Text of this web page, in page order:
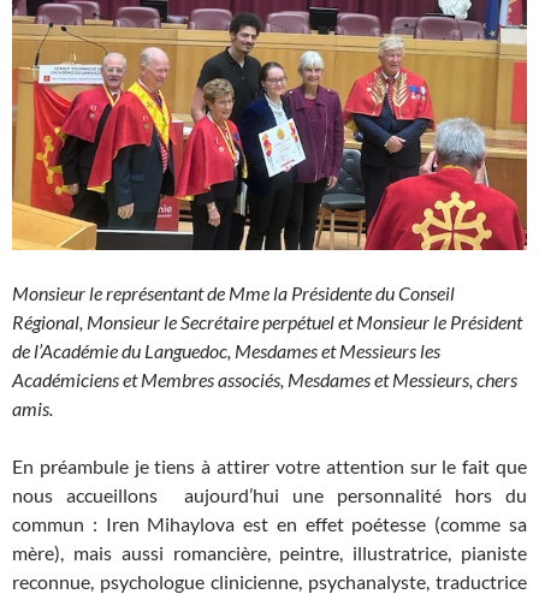
Monsieur le représentant de Mme la Présidente du Conseil
Régional, Monsieur le Secrétaire perpétuel et Monsieur le Président
de l’Académie du Languedoc, Mesdames et Messieurs les
Académiciens et Membres associés, Mesdames et Messieurs, chers
amis.
En préambule je tiens à attirer votre attention sur le fait que
nous accueillons aujourd’hui une personnalité hors du
commun : Iren Mihaylova est en effet poétesse (comme sa
mère), mais aussi romancière, peintre, illustratrice, pianiste
reconnue, psychologue clinicienne, psychanalyste, traductrice